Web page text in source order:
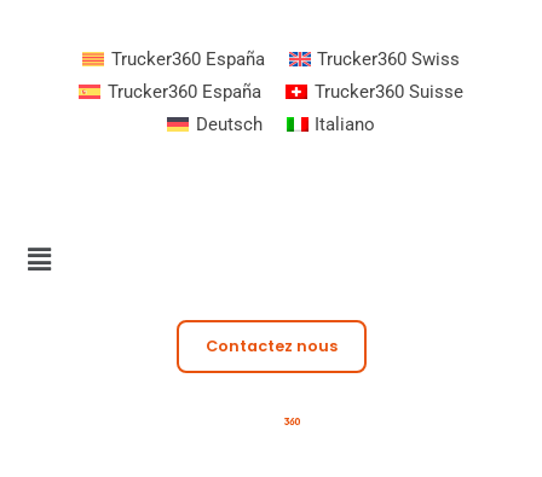
Trucker360 España
Trucker360 Swiss
Trucker360 España
Trucker360 Suisse
Deutsch
Italiano
Contactez nous